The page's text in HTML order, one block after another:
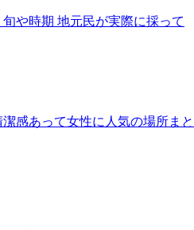
旬や時期 地元民が実際に採って
潔感あって女性に人気の場所まと